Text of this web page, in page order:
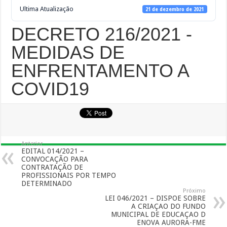
Ultima Atualização 21 de dezembro de 2021
DECRETO 216/2021 -
MEDIDAS DE
ENFRENTAMENTO A
COVID19
Anterior
EDITAL 014/2021 –
CONVOCAÇÃO PARA
CONTRATAÇÃO DE
PROFISSIONAIS POR TEMPO
DETERMINADO
Próximo
LEI 046/2021 – DISPOE SOBRE
A CRIAÇAO DO FUNDO
MUNICIPAL DE EDUCAÇAO D
ENOVA AURORA-FME